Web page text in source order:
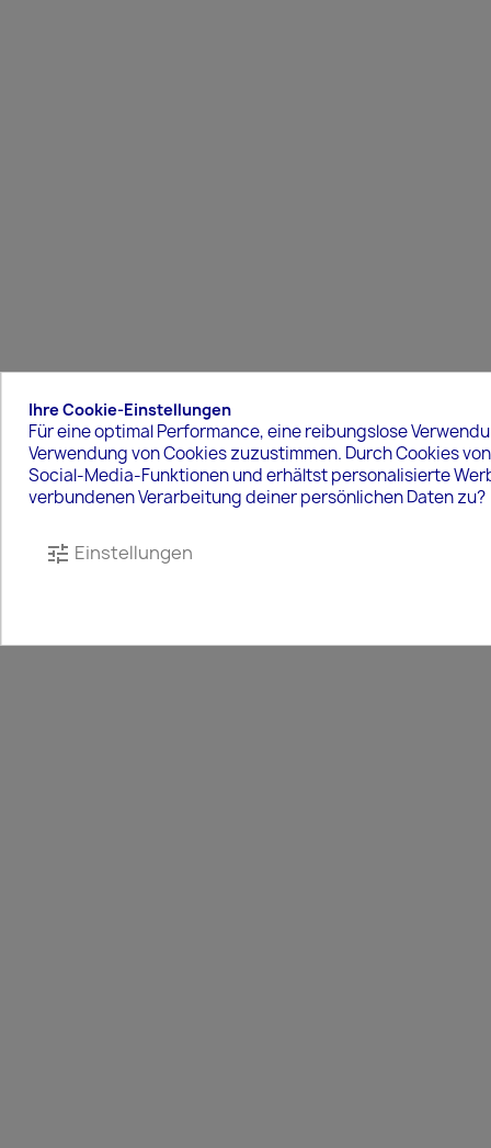
Ihre Cookie-Einstellungen
Für eine optimal Performance, eine reibungslose
Verwendung von Cookies zuzustimmen. Durch Cookies
Social-Media-Funktionen und erhältst personalisierte
verbundenen Verarbeitung deiner persönlichen Daten zu?
tune Einstellungen